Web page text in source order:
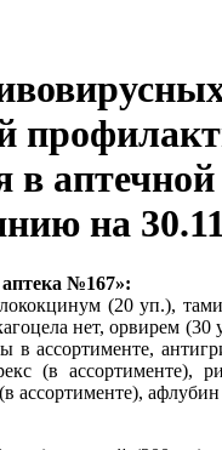
в
на
№167»:
(20 уп.),
нет, орвирем
ассортименте,
(в ассортименте),
ассортименте),